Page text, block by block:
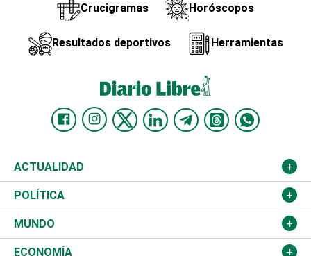
Crucigramas Horóscopos
Resultados deportivos Herramientas
ACTUALIDAD
Nacional
Ciudad
Educación
POLÍTICA
Partidos
JCE
MUNDO
Estados Unidos
ECONOMÍA